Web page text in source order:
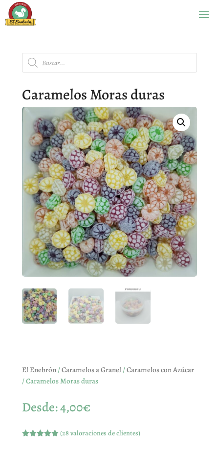
Búsqueda
de
productos
Caramelos Moras duras
El Enebrón/Caramelos a Granel/Caramelos con Azúcar
/ Caramelos Moras duras
Desde:4,00€
(28 valoraciones de clientes)